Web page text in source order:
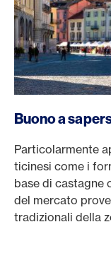
Buono a
Particolarmente
ticinesi come i
base di castagne
del mercato
tradizionali della